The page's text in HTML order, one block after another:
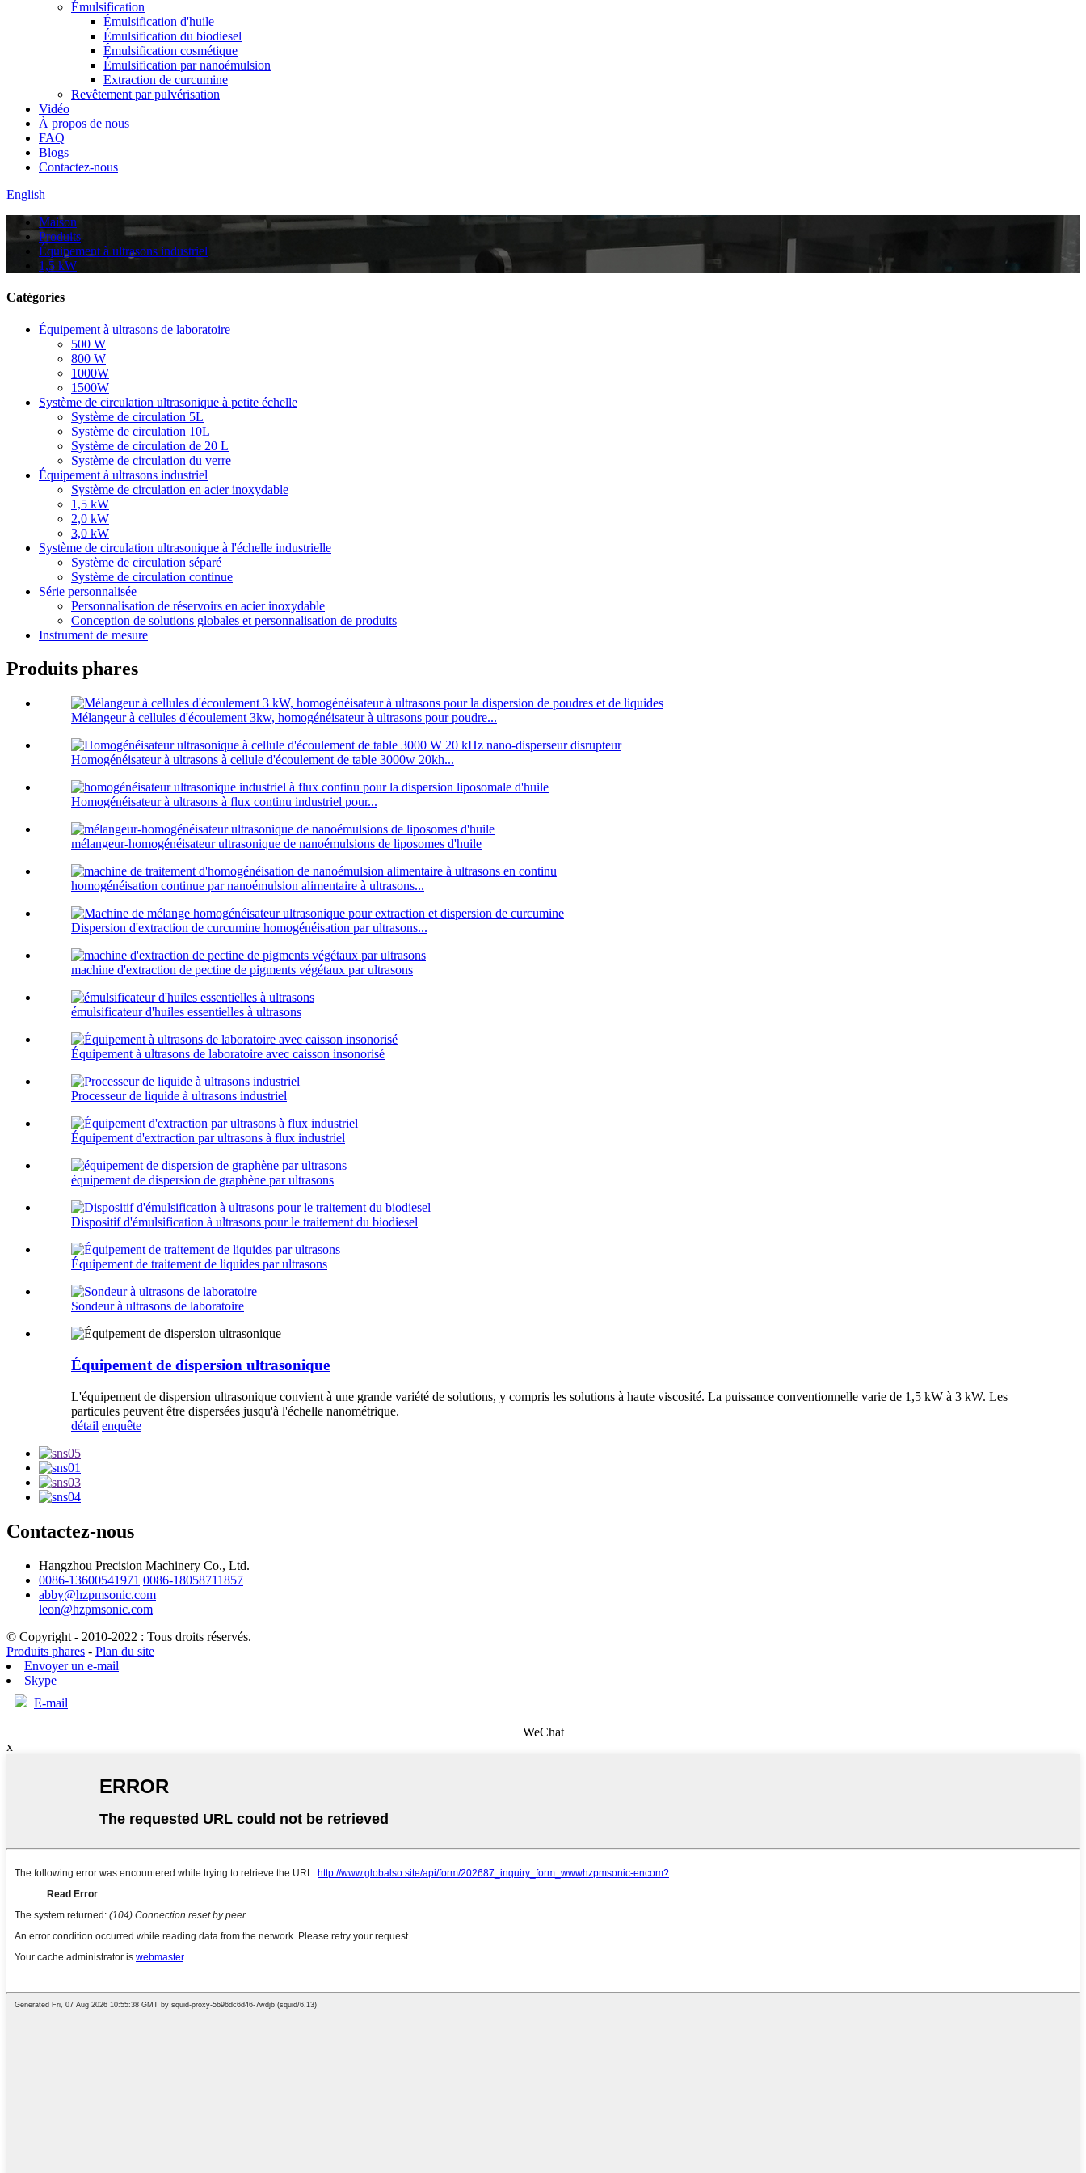
Émulsification
Émulsification d'huile
Émulsification du biodiesel
Émulsification cosmétique
Émulsification par nanoémulsion
Extraction de curcumine
Revêtement par pulvérisation
Vidéo
À propos de nous
FAQ
Blogs
Contactez-nous
English
Maison
Produits
Équipement à ultrasons industriel
1,5 kW
Catégories
Équipement à ultrasons de laboratoire
500 W
800 W
1000W
1500W
Système de circulation ultrasonique à petite échelle
Système de circulation 5L
Système de circulation 10L
Système de circulation de 20 L
Système de circulation du verre
Équipement à ultrasons industriel
Système de circulation en acier inoxydable
1,5 kW
2,0 kW
3,0 kW
Système de circulation ultrasonique à l'échelle industrielle
Système de circulation séparé
Système de circulation continue
Série personnalisée
Personnalisation de réservoirs en acier inoxydable
Conception de solutions globales et personnalisation de produits
Instrument de mesure
Produits phares
Mélangeur à cellules d'écoulement 3kw, homogénéisateur à ultrasons pour poudre...
Homogénéisateur à ultrasons à cellule d'écoulement de table 3000w 20kh...
Homogénéisateur à ultrasons à flux continu industriel pour...
mélangeur-homogénéisateur ultrasonique de nanoémulsions de liposomes d'huile
homogénéisation continue par nanoémulsion alimentaire à ultrasons...
Dispersion d'extraction de curcumine homogénéisation par ultrasons...
machine d'extraction de pectine de pigments végétaux par ultrasons
émulsificateur d'huiles essentielles à ultrasons
Équipement à ultrasons de laboratoire avec caisson insonorisé
Processeur de liquide à ultrasons industriel
Équipement d'extraction par ultrasons à flux industriel
équipement de dispersion de graphène par ultrasons
Dispositif d'émulsification à ultrasons pour le traitement du biodiesel
Équipement de traitement de liquides par ultrasons
Sondeur à ultrasons de laboratoire
Équipement de dispersion ultrasonique
L'équipement de dispersion ultrasonique convient à une grande variété de solutions, y compris les solutions à haute viscosité. La puissance conventionnelle varie de 1,5 kW à 3 kW. Les
particules peuvent être dispersées jusqu'à l'échelle nanométrique.
détail enquête
Contactez-nous
Hangzhou Precision Machinery Co., Ltd.
0086-13600541971 0086-18058711857
abby@hzpmsonic.com
leon@hzpmsonic.com
© Copyright - 2010-2022 : Tous droits réservés.
Produits phares - Plan du site
Envoyer un e-mail
Skype
E-mail
WeChat
x